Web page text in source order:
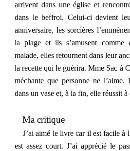
arrivent dans une église et
dans le beffroi. Celui-ci devient
anniversaire, les sorcières
la plage et ils s’amusent comme
malade, elles retournent dans leur
la recette qui le guérira. Mme Sac à
méchante que personne ne
dans un vase et, à la fin, elle réussit
Ma critique
J’ai aimé le livre car il est facile à
est assez court. J’ai apprécié le